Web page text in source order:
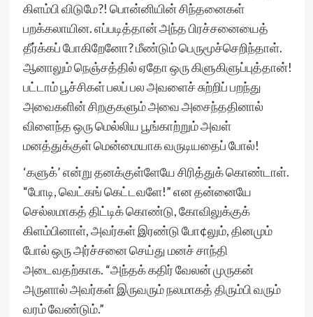
கிளம்பி விடுமே?! பொன்னியின் சிந்தனைகள்
பறக்கலாயின. எப்படித்தான் அந்த பிரச்சனையைத்
தீர்க்கப் போகிறேனோ? மீண்டும் பெருமூச்செறிந்தாள்.
ஆனாலும் நெஞ்சத்தில் ஏதோ ஒரு கிளுகிளுப்புத்தான்!
பட்டாம் பூச்சிகள் பலப் பல அவளைச் சுற்றிப் பறந்து
அவைகளின் சிறகுகளும் அவை அசைந்ததினால்
விளைந்த ஒரு மெல்லிய பூங்காற்றும் அவள்
மனத்துக்குள் மென்மையாக வருடியதைப் போல்!
‘களுக்’ என்று தனக்குள்ளேயே சிரித்துக் கொண்டாள்.
“போடி, வெட்கங் கெட்டவளே!” என தன்னையே
செல்லமாகத் திட்டிக் கொண்டு, கோவிலுக்குக்
கிளம்பினாள், அவர்கள் இரண்டு போ¢லும், தினமும்
போல் ஒரு அர்ச்சனை செய்து மனச் சாந்தி
அடைவதற்காக. “அந்தக் கதிர் வேலன் முருகன்
அருளால் அவர்கள் இருவரும் நலமாகத் திரும்பி வரும்
வரம் வேண்டும்.”